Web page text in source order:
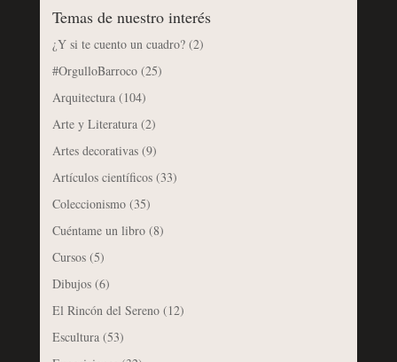
Temas de nuestro interés
¿Y si te cuento un cuadro?(2)
#OrgulloBarroco(25)
Arquitectura(104)
Arte y Literatura(2)
Artes decorativas(9)
Artículos científicos(33)
Coleccionismo(35)
Cuéntame un libro(8)
Cursos(5)
Dibujos(6)
El Rincón del Sereno(12)
Escultura(53)